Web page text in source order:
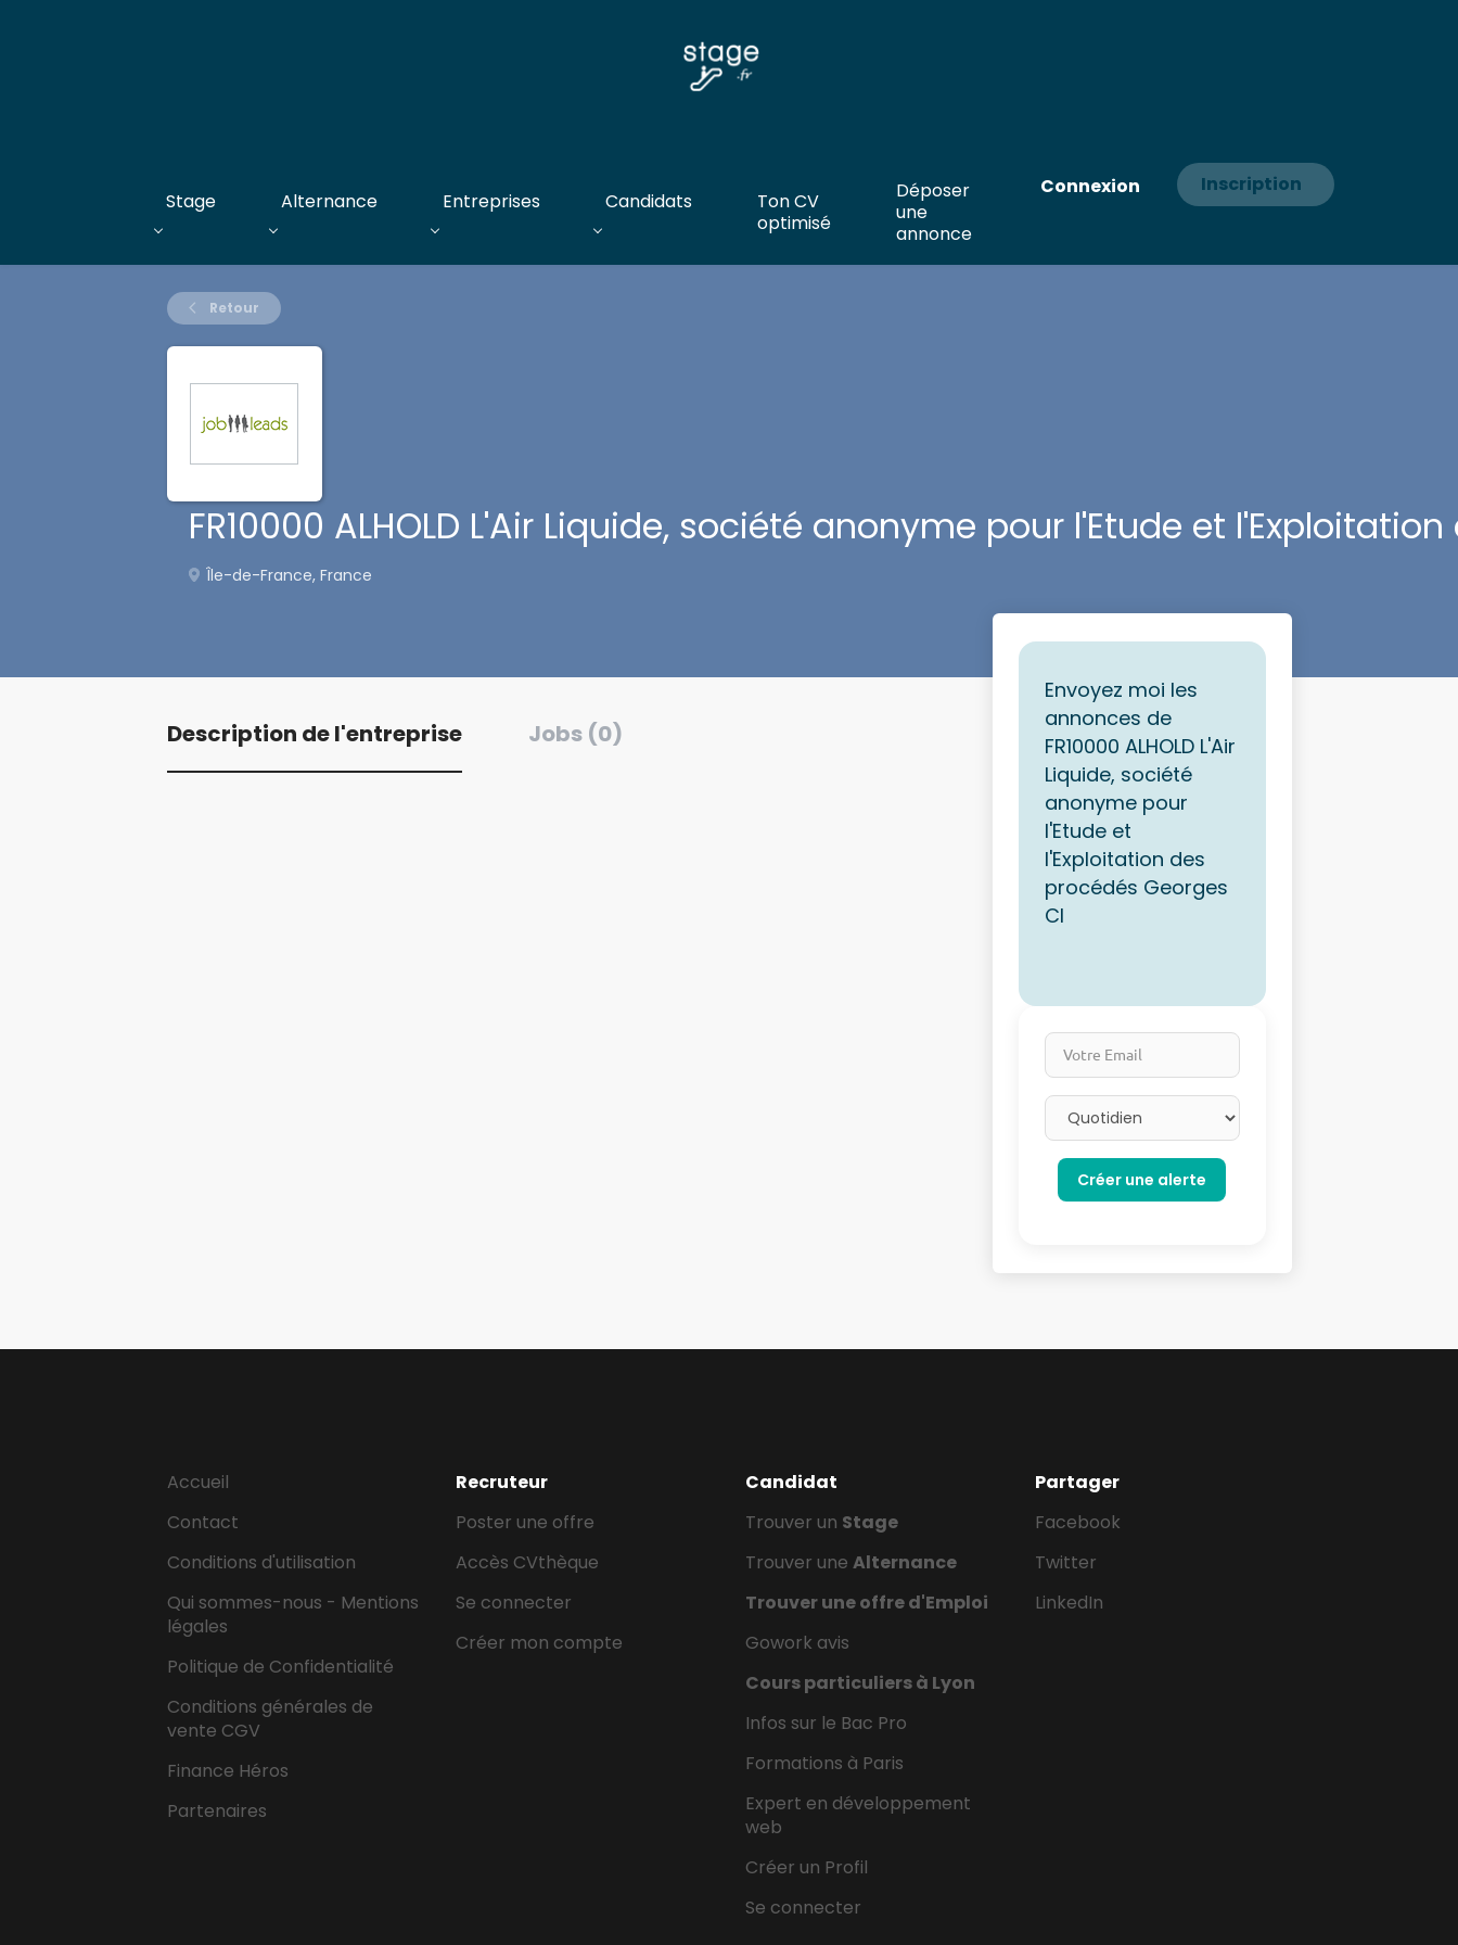
Connexion Inscription
Stage Alternance Entreprises Candidats
Ton CV
optimisé
Déposer
une
annonce
Retour
FR10000 ALHOLD L'Air Liquide, société anonyme pour l'Etude et
Île-de-France, France
Description de l'entreprise Jobs (0)
Envoyez moi les
annonces de
FR10000 ALHOLD L'Air
Liquide, société
anonyme pour
l'Etude et
l'Exploitation des
procédés Georges
Cl
Votre Email
Email frequency
Accueil
Contact
Conditions d'utilisation
Qui sommes-nous - Mentions
légales
Politique de Confidentialité
Conditions générales de
vente CGV
Finance Héros
Partenaires
Recruteur
Poster une offre
Accès CVthèque
Se connecter
Créer mon compte
Candidat
Trouver un Stage
Trouver une Alternance
Trouver une offre d'Emploi
Gowork avis
Cours particuliers à Lyon
Infos sur le Bac Pro
Formations à Paris
Expert en développement
web
Créer un Profil
Se connecter
Partager
Facebook
Twitter
LinkedIn